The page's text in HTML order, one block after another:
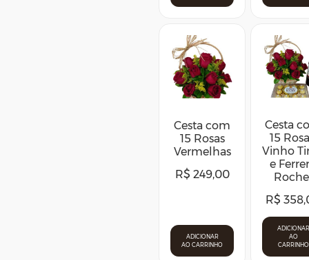
Cesta com
15 Rosas
Vermelhas
R$ 249,00
ADICIONAR
AO CARRINHO
Cesta
15
Vinho
e
R$
ADICIONAR
AO
CARRINHO